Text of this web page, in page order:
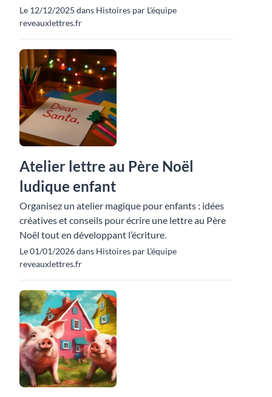
Le 12/12/2025 dans Histoires par L'équipe
reveauxlettres.fr
Atelier lettre au Père Noël
ludique enfant
Organisez un atelier magique pour enfants : idées
créatives et conseils pour écrire une lettre au Père
Noël tout en développant l’écriture.
Le 01/01/2026 dans Histoires par L'équipe
reveauxlettres.fr